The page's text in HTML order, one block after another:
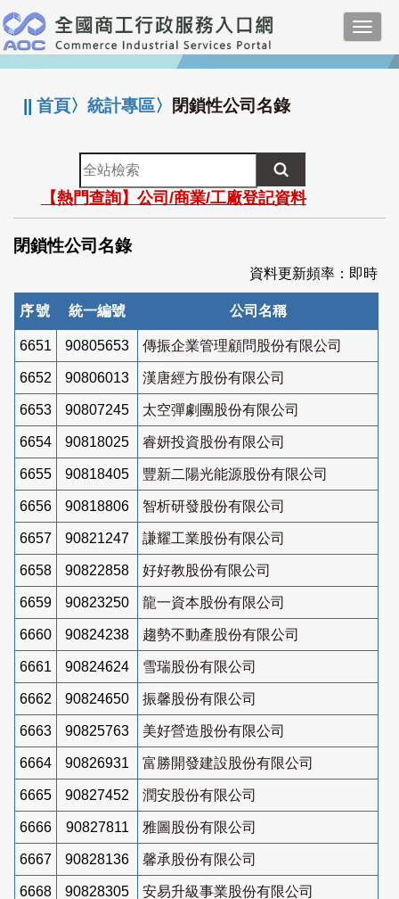
跳
到
主
要
:::
||首頁〉統計專區〉 閉鎖性公司名錄
全
站
檢
索
【熱門查詢】公司/商業/工廠登記資料
閉鎖性公司名錄
資料更新頻率：即時
序號 統一編號 公司名稱
6651 90805653 傳振企業管理顧問股份有限公司
6652 90806013 漢唐經方股份有限公司
6653 90807245 太空彈劇團股份有限公司
6654 90818025 睿妍投資股份有限公司
6655 90818405 豐新二陽光能源股份有限公司
6656 90818806 智析研發股份有限公司
6657 90821247 謙耀工業股份有限公司
6658 90822858 好好教股份有限公司
6659 90823250 龍一資本股份有限公司
6660 90824238 趨勢不動產股份有限公司
6661 90824624 雪瑞股份有限公司
6662 90824650 振馨股份有限公司
6663 90825763 美好營造股份有限公司
6664 90826931 富勝開發建設股份有限公司
6665 90827452 潤安股份有限公司
6666 90827811 雅圖股份有限公司
6667 90828136 馨承股份有限公司
6668 90828305 安易升級事業股份有限公司